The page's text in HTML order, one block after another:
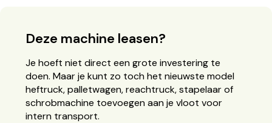
Deze machine leasen?
Je hoeft niet direct een grote investering te
doen. Maar je kunt zo toch het nieuwste model
heftruck, palletwagen, reachtruck, stapelaar of
schrobmachine toevoegen aan je vloot voor
intern transport.